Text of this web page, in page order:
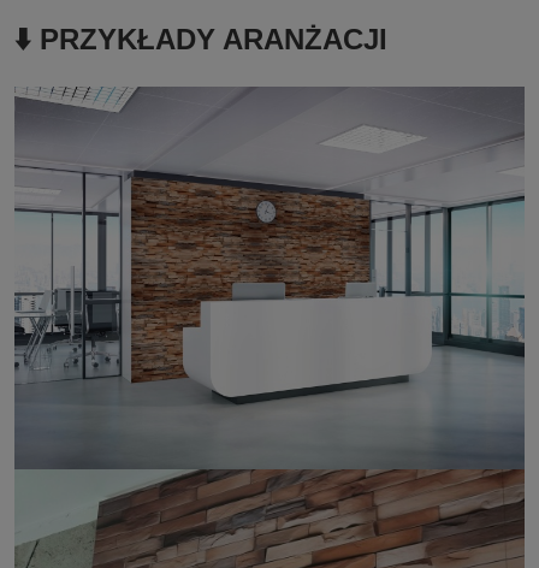
⬇️ PRZYKŁADY ARANŻACJI